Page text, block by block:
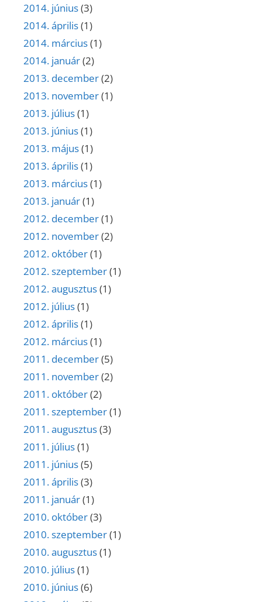
2014. június(3)
2014. április(1)
2014. március(1)
2014. január(2)
2013. december(2)
2013. november(1)
2013. július(1)
2013. június(1)
2013. május(1)
2013. április(1)
2013. március(1)
2013. január(1)
2012. december(1)
2012. november(2)
2012. október(1)
2012. szeptember(1)
2012. augusztus(1)
2012. július(1)
2012. április(1)
2012. március(1)
2011. december(5)
2011. november(2)
2011. október(2)
2011. szeptember(1)
2011. augusztus(3)
2011. július(1)
2011. június(5)
2011. április(3)
2011. január(1)
2010. október(3)
2010. szeptember(1)
2010. augusztus(1)
2010. július(1)
2010. június(6)